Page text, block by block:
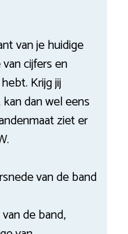
van je huidige
cijfers en
Krijg jij
dan wel eens
ziet er
van de band
de band,